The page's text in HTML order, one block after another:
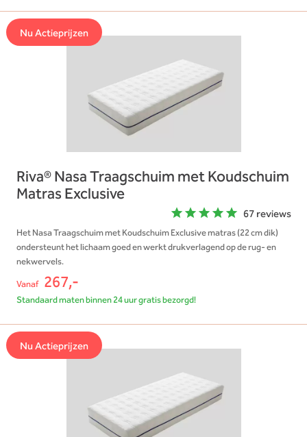
Nu Actieprijzen
Riva® Nasa Traagschuim met Koudschuim
Matras Exclusive
67 reviews
Het Nasa Traagschuim met Koudschuim Exclusive matras (22 cm dik)
ondersteunt het lichaam goed en werkt drukverlagend op de rug- en
nekwervels.
Vanaf 267,-
Standaard maten binnen 24 uur gratis bezorgd!
Nu Actieprijzen